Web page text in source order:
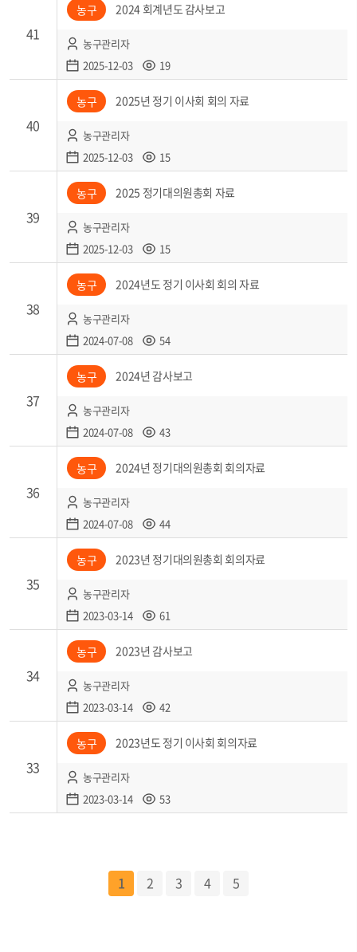
41
농구 2024 회계년도 감사보고
농구관리자
2025-12-03
19
40
농구 2025년 정기 이사회 회의 자료
농구관리자
2025-12-03
15
39
농구 2025 정기대의원총회 자료
농구관리자
2025-12-03
15
38
농구 2024년도 정기 이사회 회의 자료
농구관리자
2024-07-08
54
37
농구 2024년 감사보고
농구관리자
2024-07-08
43
36
농구 2024년 정기대의원총회 회의자료
농구관리자
2024-07-08
44
35
농구 2023년 정기대의원총회 회의자료
농구관리자
2023-03-14
61
34
농구 2023년 감사보고
농구관리자
2023-03-14
42
33
농구 2023년도 정기 이사회 회의자료
농구관리자
2023-03-14
53
1 2 3 4 5